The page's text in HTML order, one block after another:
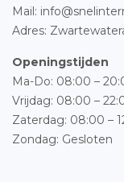
Mail:
Adres:
Openingstijden
Ma-Do: 08:00 –
Vrijdag: 08:00 –
Zaterdag: 08:00 –
Zondag: Gesloten